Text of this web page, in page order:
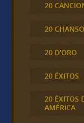
20
20
20 D'ORO
20 ÉXITOS
20 ÉXITOS
AMÉRICA